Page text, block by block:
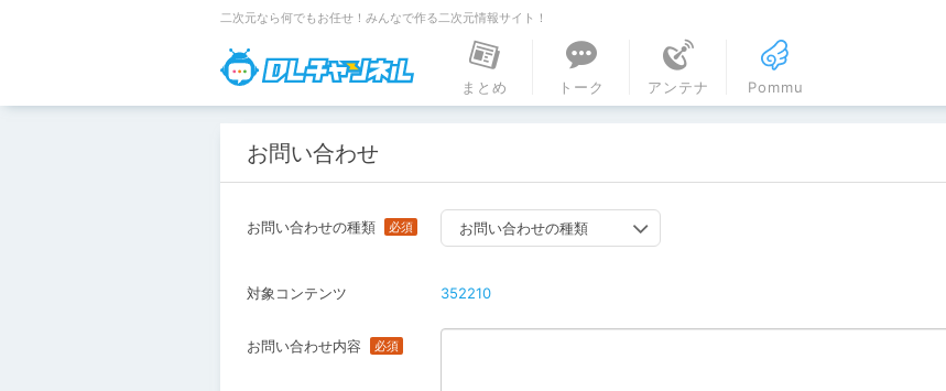
二次元なら何でもお任せ！みんなで作る二次元情報サイト！
DLチャンネル
まとめ
トーク アンテナ Pommu
お問い合わせ
お問い合わせの種類 お問い合わせの種類
対象コンテンツ 352210
お問い合わせ内容